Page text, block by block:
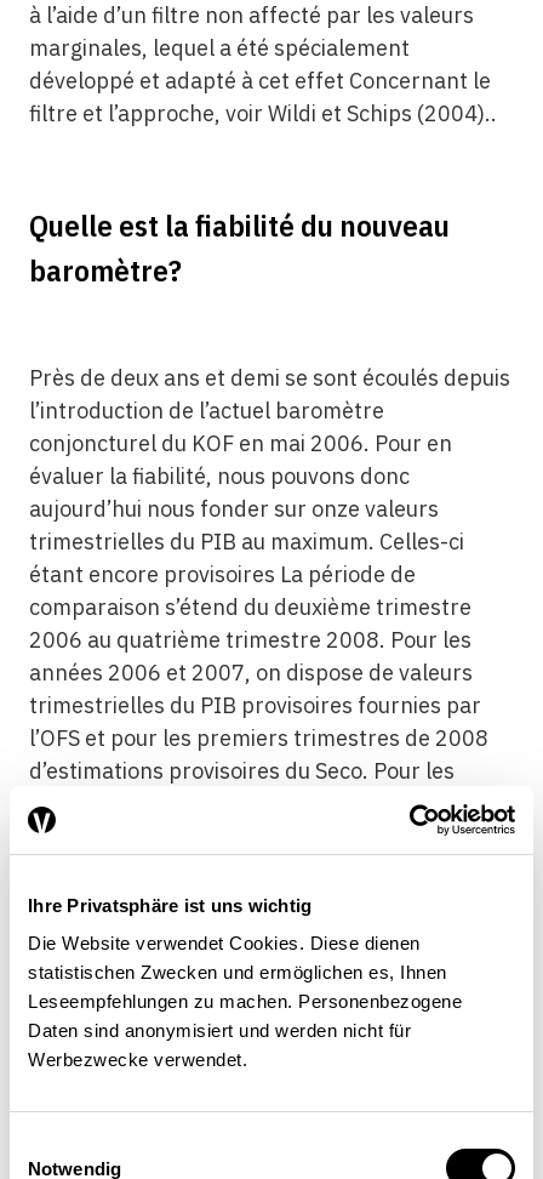
Ihre Privatsphäre ist uns wichtig
Die Website verwendet Cookies. Diese dienen
statistischen Zwecken und ermöglichen es, Ihnen
Leseempfehlungen zu machen. Personenbezogene
Daten sind anonymisiert und werden nicht für
Werbezwecke verwendet.
Notwendig
à l’aide d’un filtre non affecté par les valeurs
marginales, lequel a été spécialement
développé et adapté à cet effet Concernant le
filtre et l’approche, voir Wildi et Schips (2004)..
Quelle est la fiabilité du nouveau
baromètre?
Près de deux ans et demi se sont écoulés depuis
l’introduction de l’actuel baromètre
conjoncturel du KOF en mai 2006. Pour en
évaluer la fiabilité, nous pouvons donc
aujourd’hui nous fonder sur onze valeurs
trimestrielles du PIB au maximum. Celles-ci
étant encore provisoires La période de
comparaison s’étend du deuxième trimestre
2006 au quatrième trimestre 2008. Pour les
années 2006 et 2007, on dispose de valeurs
trimestrielles du PIB provisoires fournies par
l’OFS et pour les premiers trimestres de 2008
d’estimations provisoires du Seco. Pour les
valeurs afférentes aux deux derniers trimestres
de 2008, nous nous fondons sur les prévisions
prudence s’impose toutefois lors de leur
interprétation. Le graphique 2 montre le taux de
croissance du PIB de l’année précédente (lissé
et converti en rythme mensuel) ainsi que les
valeurs mensuelles du baromètre, la
comparaison se faisant sur la base, d’une part,
constate que l’actuel baromètre conjoncturel du